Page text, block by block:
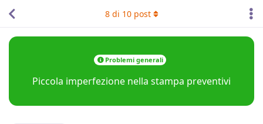
Problemi generali
Piccola imperfezione nella stampa preventivi
8di 10post